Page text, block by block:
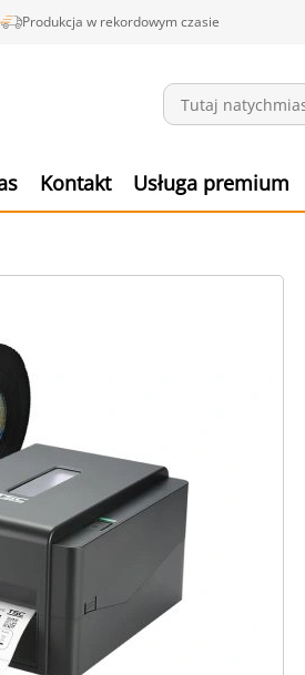
Produkcja w rekordowym czasie
Kontakt Usługa premium